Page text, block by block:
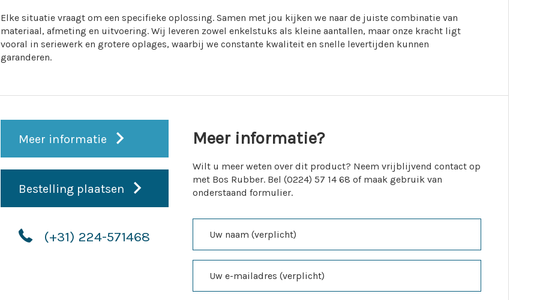
Elke situatie vraagt om een specifieke oplossing. Samen met jou kijken we naar de juiste combinatie van
materiaal, afmeting en uitvoering. Wij leveren zowel enkelstuks als kleine aantallen, maar onze kracht ligt
vooral in seriewerk en grotere oplages, waarbij we constante kwaliteit en snelle levertijden kunnen
garanderen.
Meer informatie
Bestelling plaatsen
(+31) 224-571468
Meer informatie?
Wilt u meer weten over dit product? Neem vrijblijvend contact op
met Bos Rubber. Bel (0224) 57 14 68 of maak gebruik van
onderstaand formulier.